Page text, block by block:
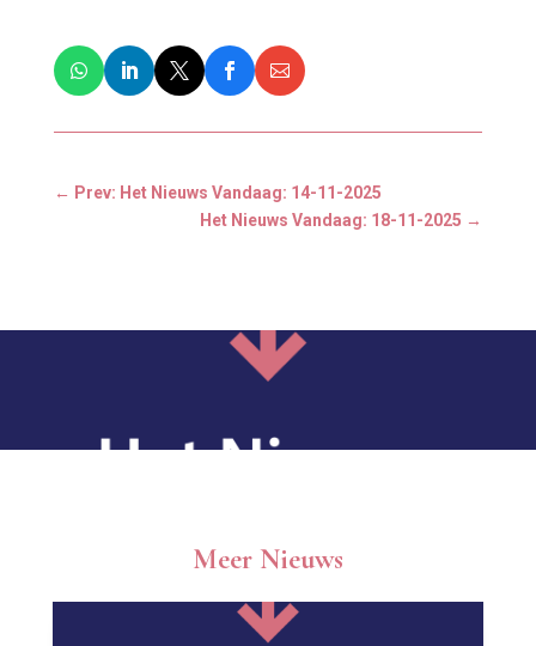
← Prev: Het Nieuws Vandaag: 14-11-2025
Het Nieuws Vandaag: 18-11-2025 →
Meer Nieuws